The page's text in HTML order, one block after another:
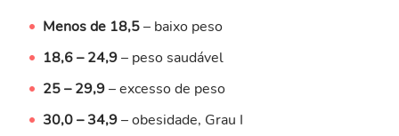
Menos de 18,5– baixo peso
18,6 – 24,9– peso saudável
25 – 29,9– excesso de peso
30,0 – 34,9– obesidade, Grau I